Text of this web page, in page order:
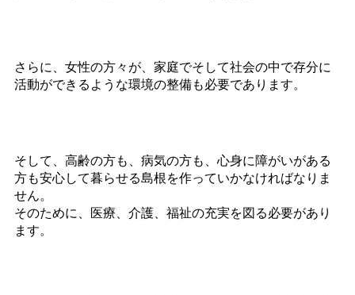
さらに、女性の方々が、家庭でそして社会の中で存分に
活動ができるような環境の整備も必要であります。
そして、高齢の方も、病気の方も、心身に障がいがある
方も安心して暮らせる島根を作っていかなければなりま
せん。
そのために、医療、介護、福祉の充実を図る必要があり
ます。